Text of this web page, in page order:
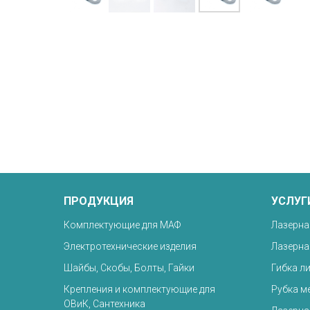
ПРОДУКЦИЯ
Комплектующие для МАФ
Электротехнические изделия
Шайбы, Скобы, Болты, Гайки
Крепления и комплектующие для
ОВиК, Сантехника
Гибка
Рубка